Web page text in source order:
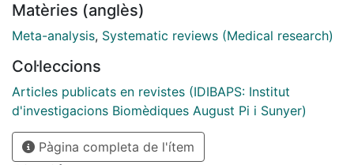
Matèries (anglès)
Meta-analysis, Systematic reviews (Medical research)
Col·leccions
Articles publicats en revistes (IDIBAPS: Institut
d'investigacions Biomèdiques August Pi i Sunyer)
Pàgina completa de l'ítem